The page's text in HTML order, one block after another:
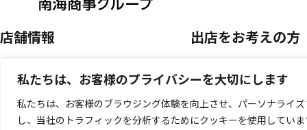
私たちは、お客様のプライバシーを大切にします
私たちは、お客様のブラウジング体験を向上させ、パーソナライ
し、当社のトラフィックを分析するためにクッキーを使用してい
店舗情報
店舗を探す
開催中のPOP UP SHOP
出店をお考えの方
空き区画のご案内
催事店舗出店のご案
キッチンカー出店の